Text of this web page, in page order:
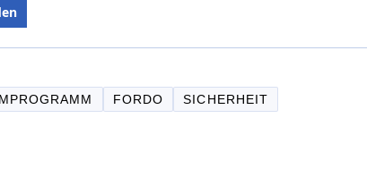
FORDO SICHERHEIT